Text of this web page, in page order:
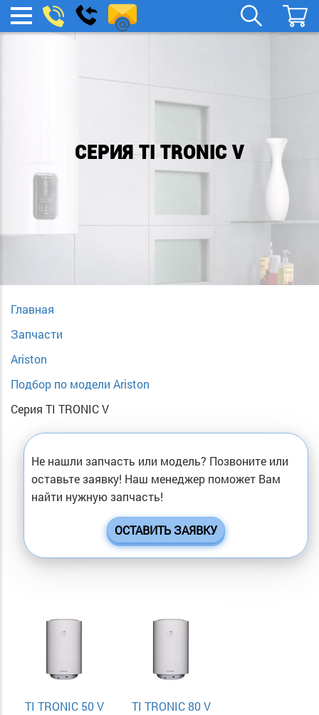
МЕНЮ
boylera@yandex.ru
Заказать
звонок
СЕРИЯ TI TRONIC V
Главная
Запчасти
Ariston
Подбор по модели Ariston
Серия TI TRONIC V
Не нашли запчасть или модель? Позвоните или
оставьте заявку! Наш менеджер поможет Вам
найти нужную запчасть!
ОСТАВИТЬ ЗАЯВКУ
TI TRONIC 50 V TI TRONIC 80 V